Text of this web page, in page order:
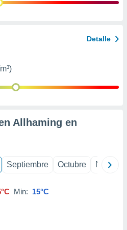
Detalle
Allhaming en
Septiembre Octubre
Min: 15°C